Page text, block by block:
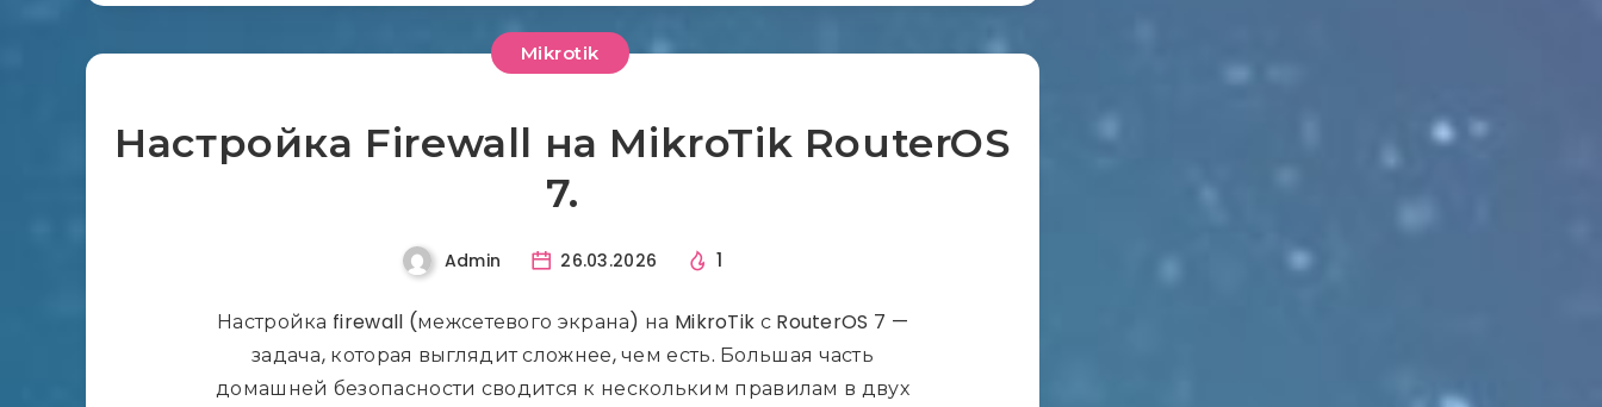
Mikrotik
Настройка Firewall на MikroTik RouterOS
7.
Admin 26.03.2026 1
Настройка firewall (межсетевого экрана) на MikroTik с RouterOS 7 —
задача, которая выглядит сложнее, чем есть. Большая часть
домашней безопасности сводится к нескольким правилам в двух